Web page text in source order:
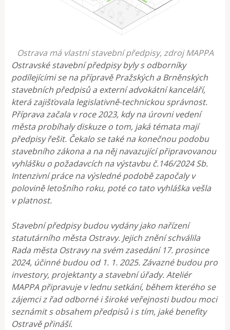
Ostrava má vlastní stavební předpisy, zdroj MAPPA
Ostravské stavební předpisy byly s odborníky
podílejícími se na přípravě Pražských a Brněnských
stavebních předpisů a externí advokátní kanceláří,
která zajišťovala legislativně-technickou správnost.
Příprava začala v roce 2023, kdy na úrovni vedení
města probíhaly diskuze o tom, jaká témata mají
předpisy řešit. Čekalo se také na konečnou podobu
stavebního zákona a na něj navazující připravovanou
vyhlášku o požadavcích na výstavbu č.146/2024 Sb.
Intenzivní práce na výsledné podobě započaly v
polovině letošního roku, poté co tato vyhláška vešla
v platnost.
Stavební předpisy budou vydány jako nařízení
statutárního města Ostravy. Jejich znění schválila
Rada města Ostravy na svém zasedání 17. prosince
2024, účinné budou od 1. 1. 2025. Závazné budou pro
investory, projektanty a stavební úřady. Ateliér
MAPPA připravuje v lednu setkání, během kterého se
zájemci z řad odborné i široké veřejnosti budou moci
seznámit s obsahem předpisů i s tím, jaké benefity
Ostravě přináší.